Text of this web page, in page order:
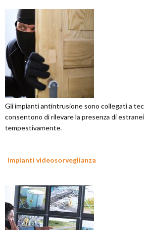
Gli impianti antintrusione sono collegati a
consentono di rilevare la presenza di
tempestivamente.
Impianti videosorveglianza